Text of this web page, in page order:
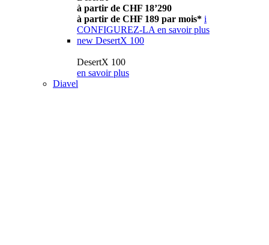
à partir de CHF 18’290
à partir de CHF 189 par mois* i
CONFIGUREZ-LA en savoir plus
new DesertX 100
DesertX 100
en savoir plus
Diavel